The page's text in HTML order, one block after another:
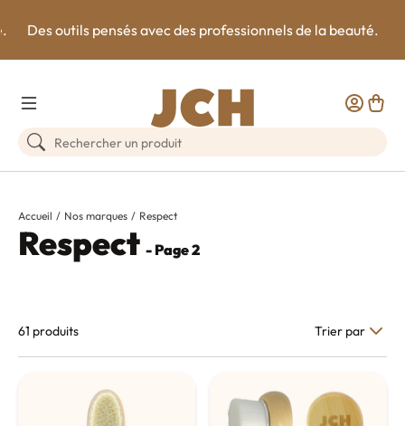
Des outils pensés avec des professionnels de la beauté.
Toggle Menu
Rechercher un produit
Accueil Nos marques Respect
Respect - Page 2
61 produits Trier par